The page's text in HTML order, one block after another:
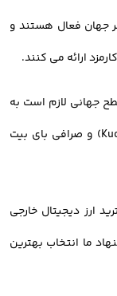
جهان فعال هستند و
ارائه می کنند.
جهانی لازم است به
صرافی بایننس (Binance)، صرافی کوکوین (Kucoin) و صرافی بای بیت
ارز دیجیتال خارجی
ما انتخاب بهترین